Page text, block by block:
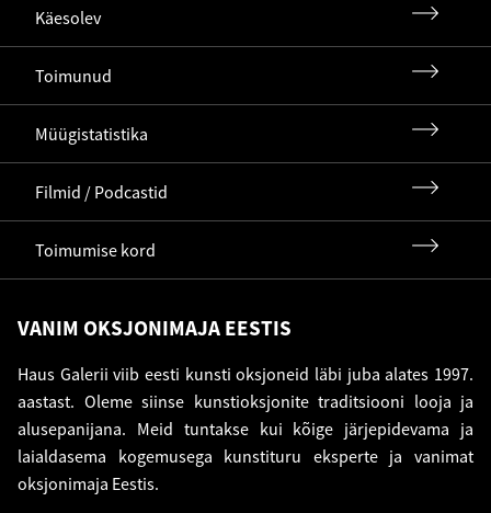
Käesolev
Toimunud
Müügistatistika
Filmid / Podcastid
Toimumise kord
VANIM OKSJONIMAJA EESTIS
Haus Galerii viib eesti kunsti oksjoneid läbi juba alates 1997.
aastast. Oleme siinse kunstioksjonite traditsiooni looja ja
alusepanijana. Meid tuntakse kui kõige järjepidevama ja
laialdasema kogemusega kunstituru eksperte ja vanimat
oksjonimaja Eestis.